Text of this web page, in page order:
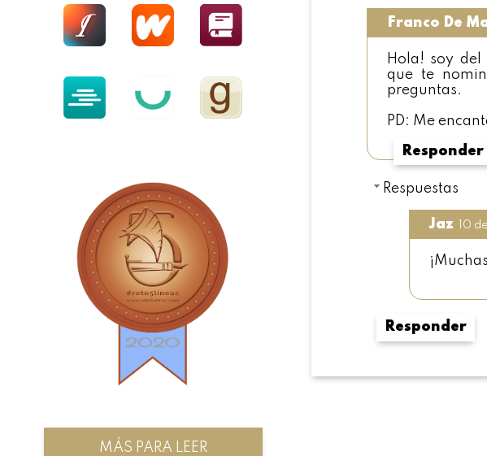
Franco De
Hola! soy
que te
preguntas.
PD: Me
Responder
Respuestas
Jaz 10
Responder
MÁS PARA LEER